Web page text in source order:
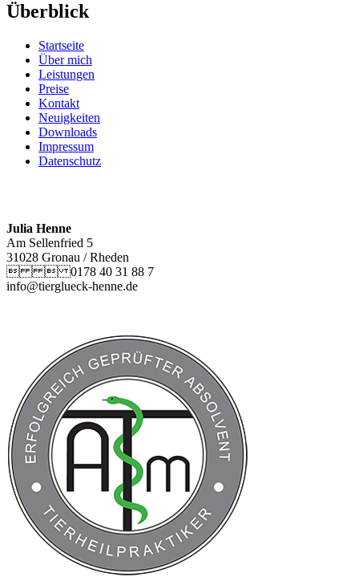
Überblick
Startseite
Über mich
Leistungen
Preise
Kontakt
Neuigkeiten
Downloads
Impressum
Datenschutz
Julia Henne
Am Sellenfried 5
31028 Gronau / Rheden
  0178 40 31 88 7
info@tierglueck-henne.de